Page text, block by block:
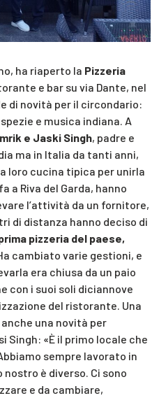
ha riaperto la Pizzeria
e bar su via Dante, nel
di novità per il circondario:
e musica indiana. A
e Jaski Singh, padre e
ma in Italia da tanti anni,
loro cucina tipica per unirla
a Riva del Garda, hanno
l’attività da un fornitore,
di distanza hanno deciso di
pizzeria del paese,
Ha cambiato varie gestioni, e
era chiusa da un paio
con i suoi soli diciannove
del ristorante. Una
una novità per
Singh: «È il primo locale che
sempre lavorato in
è diverso. Ci sono
e da cambiare,